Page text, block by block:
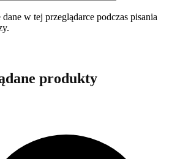
w tej przeglądarce podczas pisania
produkty